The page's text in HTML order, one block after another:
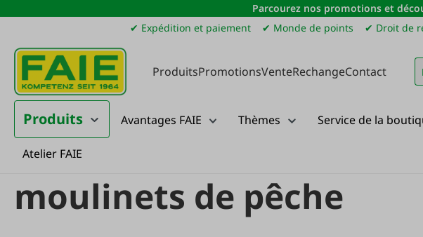
au contenu principal
Passer à la recherche
Passer à la navigation principale
Parcourez nos promotions et
✔ Expédition et paiement
✔ Monde de points ✔ Droit de
ProduitsPromotionsVenteRechangeContact
Produits Avantages FAIE Thèmes Service de la
Atelier FAIE
Produits Räuchern & Fisch
moulinets de pêche